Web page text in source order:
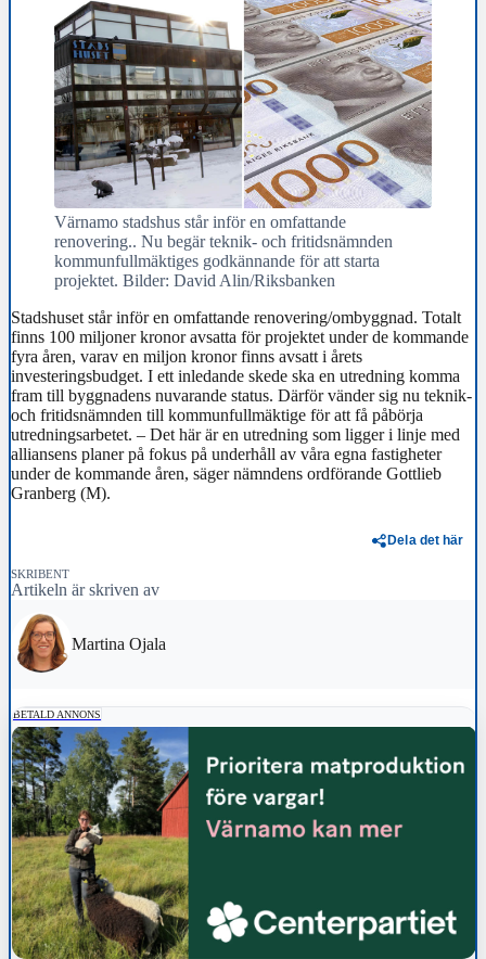
Värnamo stadshus står inför en omfattande
renovering.. Nu begär teknik- och fritidsnämnden
kommunfullmäktiges godkännande för att starta
projektet. Bilder: David Alin/Riksbanken
Stadshuset står inför en omfattande renovering/ombyggnad. Totalt
finns 100 miljoner kronor avsatta för projektet under de kommande
fyra åren, varav en miljon kronor finns avsatt i årets
investeringsbudget. I ett inledande skede ska en utredning komma
fram till byggnadens nuvarande status. Därför vänder sig nu teknik-
och fritidsnämnden till kommunfullmäktige för att få påbörja
utredningsarbetet. – Det här är en utredning som ligger i linje med
alliansens planer på fokus på underhåll av våra egna fastigheter
under de kommande åren, säger nämndens ordförande Gottlieb
Granberg (M).
Dela det här
SKRIBENT
Artikeln är skriven av
Martina Ojala
BETALD ANNONS